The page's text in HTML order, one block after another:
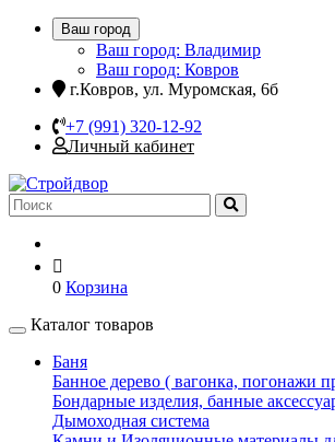
Ваш город
Ваш город: Владимир
Ваш город: Ковров
г.Ковров, ул. Муромская, 6б
+7 (991) 320-12-92
Личный кабинет
0 Корзина
Каталог товаров
Баня
Банное дерево ( вагонка, погонажи
Бондарные изделия, банные
Дымоходная система